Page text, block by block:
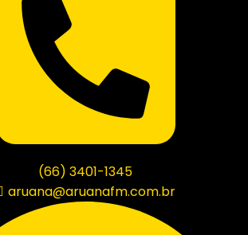
(66) 3401-1345
aruana@aruanafm.com.br